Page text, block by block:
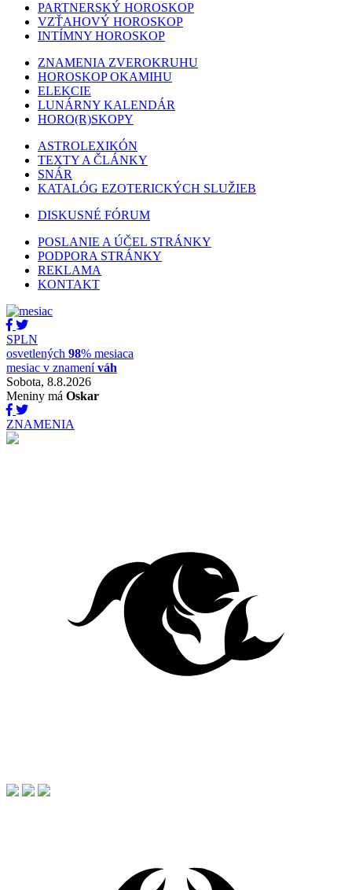
PARTNERSKÝ HOROSKOP
VZŤAHOVÝ HOROSKOP
INTÍMNY HOROSKOP
ZNAMENIA ZVEROKRUHU
HOROSKOP OKAMIHU
ELEKCIE
LUNÁRNY KALENDÁR
HORO(R)SKOPY
ASTROLEXIKÓN
TEXTY A ČLÁNKY
SNÁR
KATALÓG EZOTERICKÝCH SLUŽIEB
DISKUSNÉ FÓRUM
POSLANIE A ÚČEL STRÁNKY
PODPORA STRÁNKY
REKLAMA
KONTAKT
SPLN
osvetlených 98% mesiaca
mesiac v znameníváh
Sobota, 8.8.2026
Meniny má Oskar
ZNAMENIA